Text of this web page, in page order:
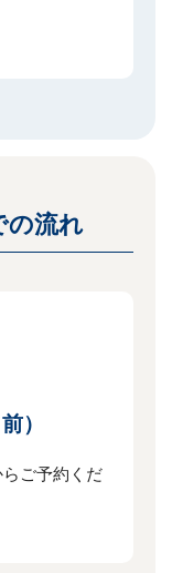
の流れ
）
らご予約くだ